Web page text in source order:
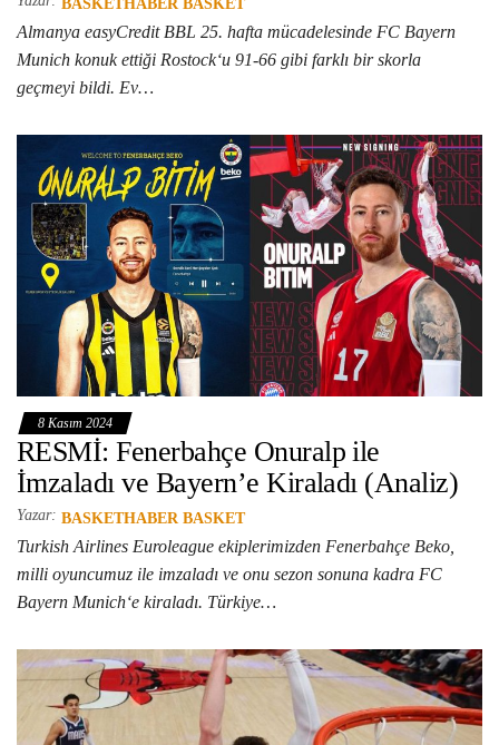
BASKETHABER BASKET
Almanya easyCredit BBL 25. hafta mücadelesinde FC Bayern
Munich konuk ettiği Rostock‘u 91-66 gibi farklı bir skorla
geçmeyi bildi. Ev…
8 Kasım 2024
RESMİ: Fenerbahçe Onuralp ile
İmzaladı ve Bayern’e Kiraladı (Analiz)
Yazar: BASKETHABER BASKET
Turkish Airlines Euroleague ekiplerimizden Fenerbahçe Beko,
milli oyuncumuz ile imzaladı ve onu sezon sonuna kadra FC
Bayern Munich‘e kiraladı. Türkiye…